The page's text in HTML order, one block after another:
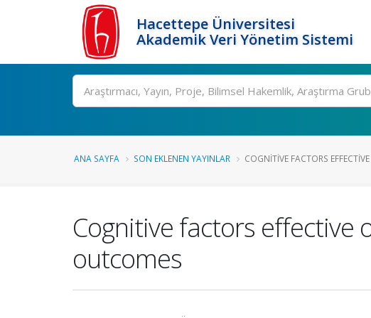
Hacettepe Üniversitesi
Akademik Veri Yönetim Sistemi
Ara
ANA SAYFA SON EKLENEN YAYINLAR COGNITIVE FACTORS
Cognitive factors effective
outcomes